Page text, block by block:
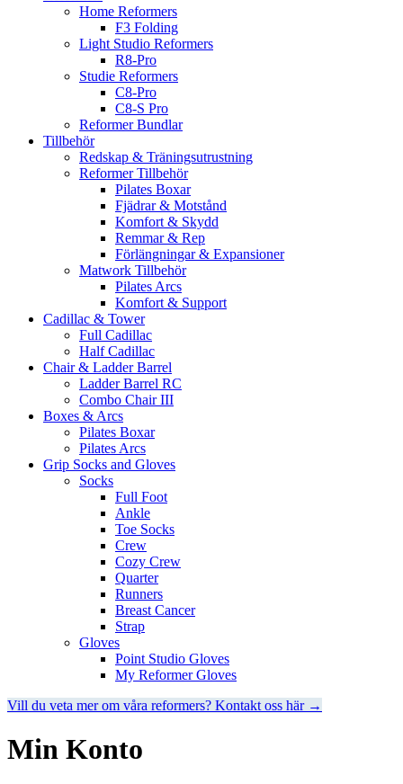
Home Reformers
F3 Folding
Light Studio Reformers
R8-Pro
Studie Reformers
C8-Pro
C8-S Pro
Reformer Bundlar
Tillbehör
Redskap & Träningsutrustning
Reformer Tillbehör
Pilates Boxar
Fjädrar & Motstånd
Komfort & Skydd
Remmar & Rep
Förlängningar & Expansioner
Matwork Tillbehör
Pilates Arcs
Komfort & Support
Cadillac & Tower
Full Cadillac
Half Cadillac
Chair & Ladder Barrel
Ladder Barrel RC
Combo Chair III
Boxes & Arcs
Pilates Boxar
Pilates Arcs
Grip Socks and Gloves
Socks
Full Foot
Ankle
Toe Socks
Crew
Cozy Crew
Quarter
Runners
Breast Cancer
Strap
Gloves
Point Studio Gloves
My Reformer Gloves
Vill du veta mer om våra reformers? Kontakt oss här →
Min Konto